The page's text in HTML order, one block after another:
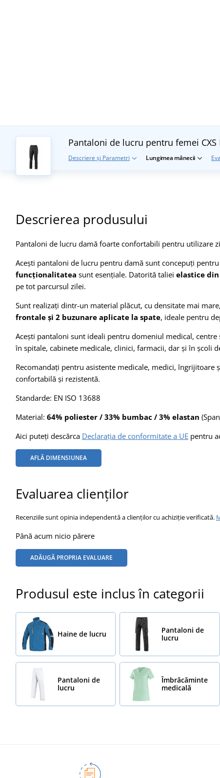
Pantaloni de lucru pentru femei CXS
Descriere și Parametri Lungimea mânecii
Descrierea produsului
Pantaloni de lucru damă foarte confortabili pentru utilizare
Acești pantaloni de lucru pentru damă sunt concepuți
funcționalitatea sunt esențiale. Datorită taliei elastice
pe tot parcursul zilei.
Sunt realizați dintr-un material plăcut, cu densitate mai
frontale și 2 buzunare aplicate la spate, ideale pentru
Acești pantaloni sunt ideali pentru domeniul medical,
în spitale, cabinete medicale, clinici, farmacii, dar și în școli
Recomandați pentru asistente medicale, medici,
confortabilă și rezistentă.
Standarde: EN ISO 13688
Material: 64% poliester / 33% bumbac / 3% elastan
Aici puteți descărca Declarația de conformitate a UE pentru
AFLĂ DIMENSIUNEA
Evaluarea clienților
Recenziile sunt opinia independentă a clienților cu achiziție verificată.
Până acum nicio părere
ADĂUGĂ PROPRIA EVALUARE
Produsul este inclus în categorii
Haine de lucru
Pantaloni de
lucru
Pantaloni de
lucru
Îmbrăcăminte
medicală